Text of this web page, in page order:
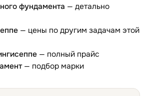
фундамента — детально
— цены по другим задачам этой
— полный прайс
— подбор марки